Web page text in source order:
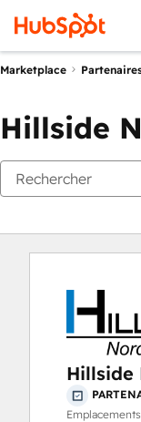
Marketplace
Hillside
Hillside
Emplacements